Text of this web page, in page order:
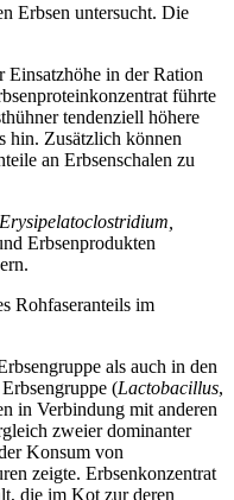
Erbsen untersucht. Die
Einsatzhöhe in der Ration
führte
tendenziell höhere
hin. Zusätzlich können
an Erbsenschalen zu
Erysipelatoclostridium,
Erbsenprodukten
Rohfaseranteils im
als auch in den
(Lactobacillus,
in Verbindung mit anderen
zweier dominanter
Konsum von
zeigte. Erbsenkonzentrat
die im Kot zur deren